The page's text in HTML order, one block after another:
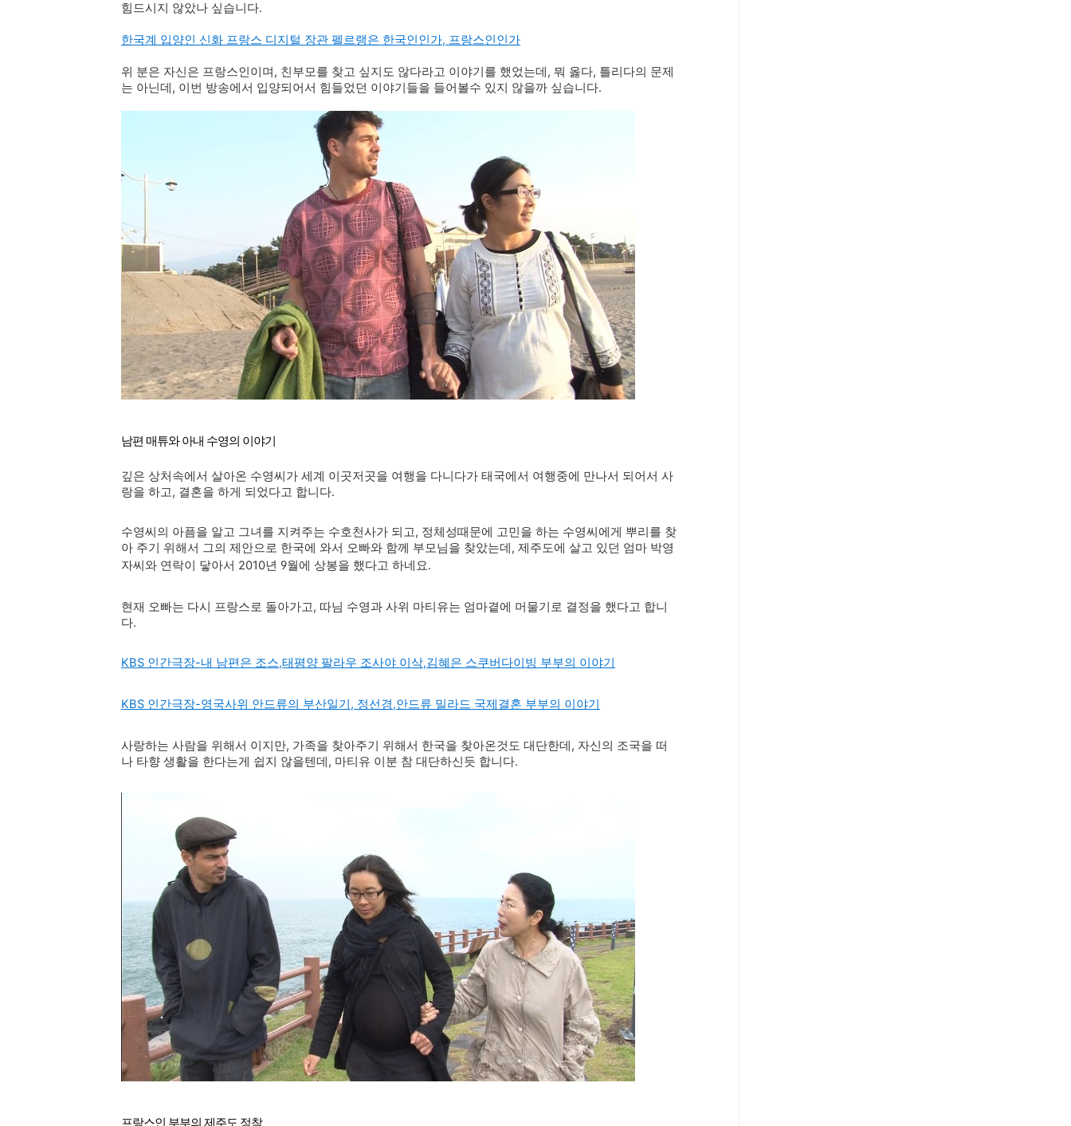
힘드시지 않았나 싶습니다.
한국계 입양인 신화 프랑스 디지털 장관 펠르랭은 한국인인가, 프랑스인인가
위 분은 자신은 프랑스인이며, 친부모를 찾고 싶지도 않다라고 이야기를 했었는데, 뭐 옳다, 틀리다의 문제
는 아닌데, 이번 방송에서 입양되어서 힘들었던 이야기들을 들어볼수 있지 않을까 싶습니다.
남편 매튜와 아내 수영의 이야기
깊은 상처속에서 살아온 수영씨가 세계 이곳저곳을 여행을 다니다가 태국에서 여행중에 만나서 되어서 사
랑을 하고, 결혼을 하게 되었다고 합니다.
수영씨의 아픔을 알고 그녀를 지켜주는 수호천사가 되고, 정체성때문에 고민을 하는 수영씨에게 뿌리를 찾
아 주기 위해서 그의 제안으로 한국에 와서 오빠와 함께 부모님을 찾았는데, 제주도에 살고 있던 엄마 박영
자씨와 연락이 닿아서 2010년 9월에 상봉을 했다고 하네요.
현재 오빠는 다시 프랑스로 돌아가고, 따님 수영과 사위 마티유는 엄마곁에 머물기로 결정을 했다고 합니
다.
KBS 인간극장-내 남편은 조스,태평양 팔라우 조사야 이삭,김혜은 스쿠버다이빙 부부의 이야기
KBS 인간극장-영국사위 안드류의 부산일기, 정선경,안드류 밀라드 국제결혼 부부의 이야기
사랑하는 사람을 위해서 이지만, 가족을 찾아주기 위해서 한국을 찾아온것도 대단한데, 자신의 조국을 떠
나 타향 생활을 한다는게 쉽지 않을텐데, 마티유 이분 참 대단하신듯 합니다.
프랑스인 부부의 제주도 정착